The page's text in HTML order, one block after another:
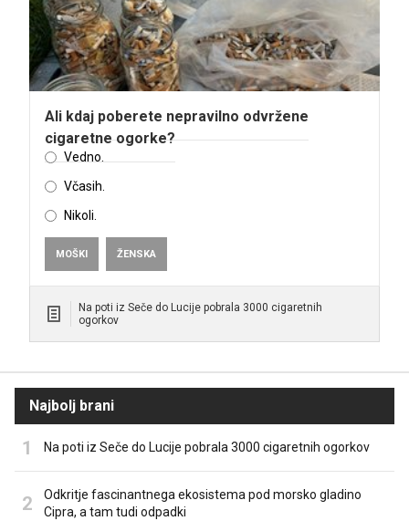
Ali kdaj poberete nepravilno odvržene
cigaretne ogorke?
Vedno.
Včasih.
Nikoli.
MOŠKI ŽENSKA
Na poti iz Seče do Lucije pobrala 3000 cigaretnih
ogorkov
Najbolj brani
Na poti iz Seče do Lucije pobrala 3000 cigaretnih ogorkov
Odkritje fascinantnega ekosistema pod morsko gladino
Cipra, a tam tudi odpadki